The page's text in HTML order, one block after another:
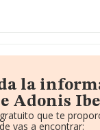
la
Adonis
que te
vas a encontrar: